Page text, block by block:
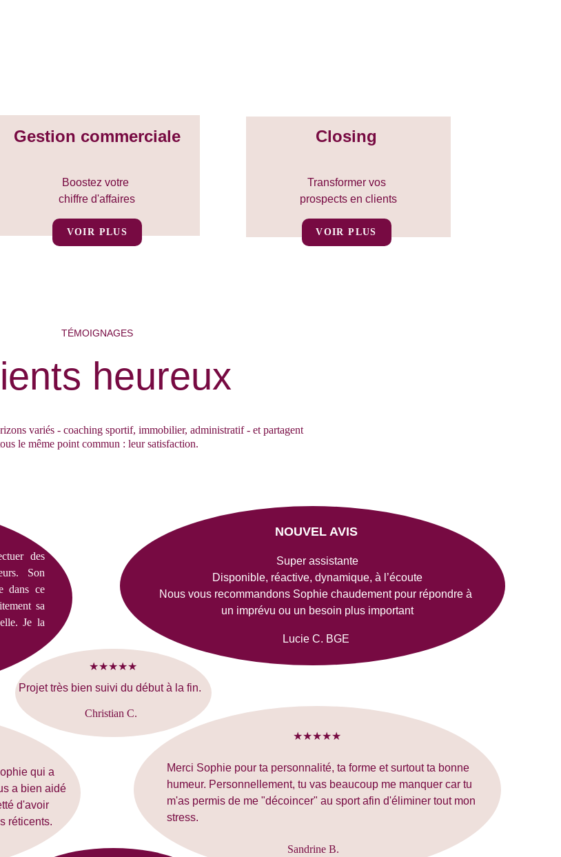
Boostez votre
chiffre d'affaires
Gestion commerciale
VOIR PLUS
Closing
Transformer vos
prospects en clients
VOIR PLUS
heureux
TÉMOIGNAGES
variés - coaching sportif, immobilier, administratif - et partagent
le même point commun : leur satisfaction.
qui a
a bien aidé
d'avoir
réticents.
★★★★★
Merci Sophie pour ta personnalité, ta forme et surtout ta bonne
humeur. Personnellement, tu vas beaucoup me manquer car tu
m'as permis de me "décoincer" au sport afin d'éliminer tout mon
stress.
Sandrine B.
Super assistante
Disponible, réactive, dynamique, à l’écoute
Nous vous recommandons Sophie chaudement pour répondre à
un imprévu ou un besoin plus important
Lucie C. BGE
NOUVEL AVIS
Christian C.
Projet très bien suivi du début à la fin.
des
Son
dans ce
sa
Je la
★★★★★